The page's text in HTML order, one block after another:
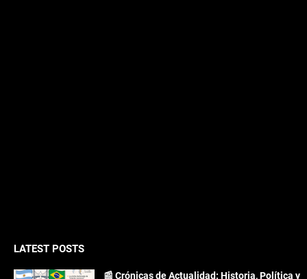
LATEST POSTS
📰 Crónicas de Actualidad: Historia, Política y